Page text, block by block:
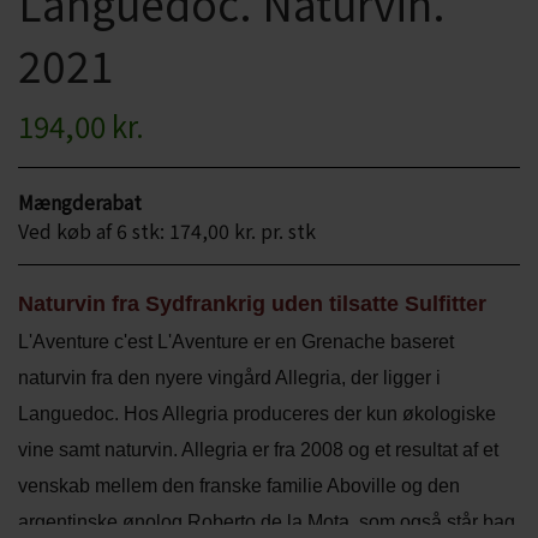
CHARDONNAY
RIESLING
SCHIOPPETINO
JUL OG GLØGG
PÅSKE
2021
194,00 kr.
Mængderabat
Ved køb af 6 stk: 174,00 kr. pr. stk
Naturvin fra Sydfrankrig uden tilsatte Sulfitter
L'Aventure c'est L'Aventure er en Grenache baseret
naturvin fra den nyere vingård Allegria, der ligger i
Languedoc. Hos Allegria produceres der kun økologiske
vine samt naturvin. Allegria er fra 2008 og et resultat af et
venskab mellem den franske familie Aboville og den
argentinske ønolog Roberto de la Mota, som også står bag